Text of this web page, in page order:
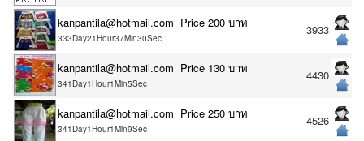
kanpantila@hotmail.com Price 200 บาท
333Day21Hour37Min30Sec
3933
kanpantila@hotmail.com Price 130 บาท
341Day1Hour1Min5Sec
4430
kanpantila@hotmail.com Price 250 บาท
341Day1Hour1Min9Sec
4526